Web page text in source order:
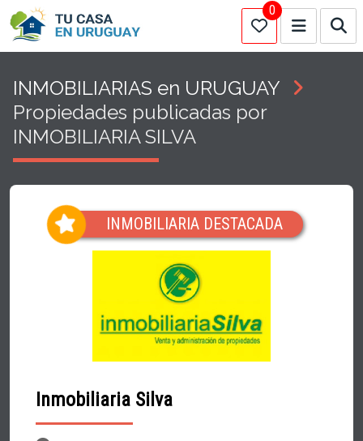
0
INMOBILIARIAS en URUGUAY
Propiedades publicadas por
INMOBILIARIA SILVA
INMOBILIARIA DESTACADA
Inmobiliaria Silva